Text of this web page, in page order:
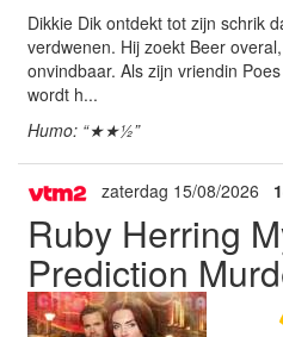
Dikkie Dik ontdekt tot zijn schrik
verdwenen. Hij zoekt Beer
onvindbaar. Als zijn vriendin
wordt h...
Humo: “★★½”
zaterdag 15/08/2026
Ruby Herring
Prediction